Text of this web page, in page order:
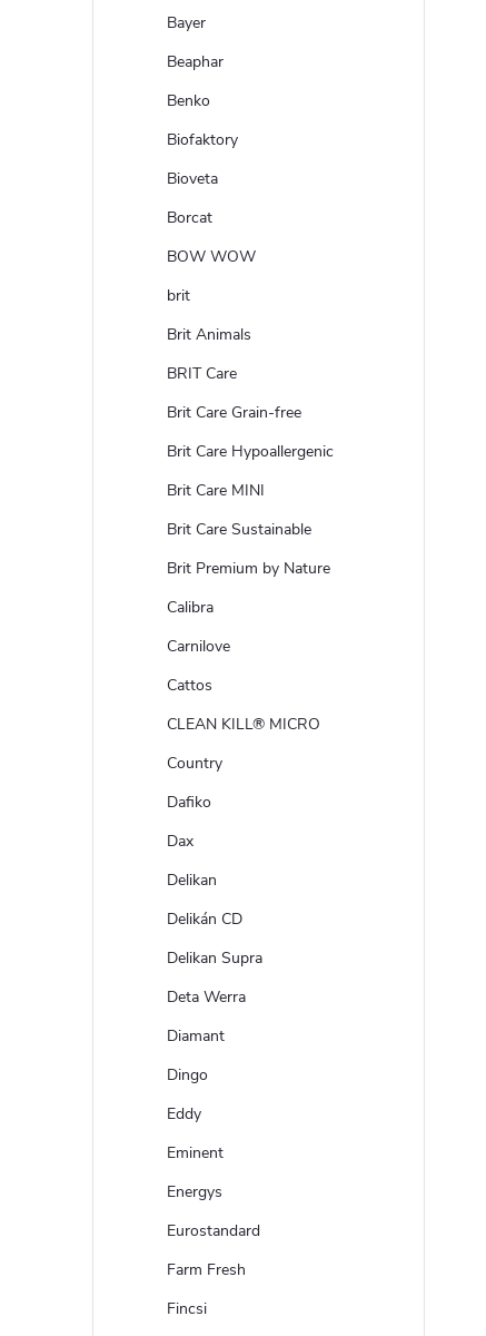
Bayer
Beaphar
Benko
Biofaktory
Bioveta
Borcat
BOW WOW
brit
Brit Animals
BRIT Care
Brit Care Grain-free
Brit Care Hypoallergenic
Brit Care MINI
Brit Care Sustainable
Brit Premium by Nature
Calibra
Carnilove
Cattos
CLEAN KILL® MICRO
Country
Dafiko
Dax
Delikan
Delikán CD
Delikan Supra
Deta Werra
Diamant
Dingo
Eddy
Eminent
Energys
Eurostandard
Farm Fresh
Fincsi